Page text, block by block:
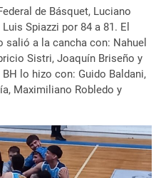
de Básquet, Luciano
Spiazzi por 84 a 81. El
a la cancha con: Nahuel
Sistri, Joaquín Briseño y
lo hizo con: Guido Baldani,
Maximiliano Robledo y